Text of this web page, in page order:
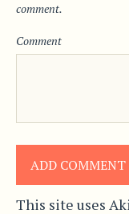
comment.
Comment
This site uses